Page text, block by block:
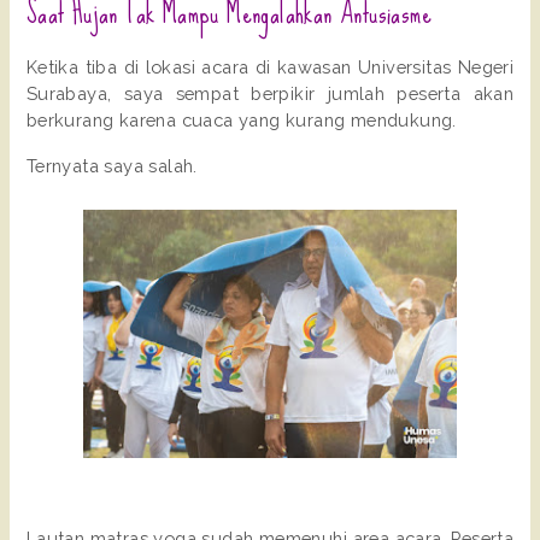
Saat Hujan Tak Mampu Mengalahkan Antusiasme
Ketika tiba di lokasi acara di kawasan Universitas Negeri
Surabaya, saya sempat berpikir jumlah peserta akan
berkurang karena cuaca yang kurang mendukung.
Ternyata saya salah.